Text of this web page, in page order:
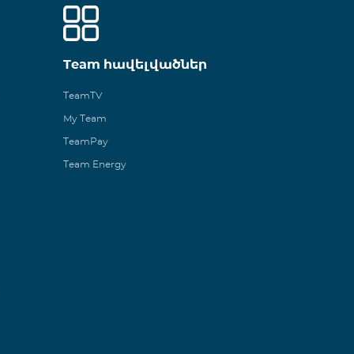
Team հավելվածներ
TeamTV
My Team
TeamPay
Team Energy